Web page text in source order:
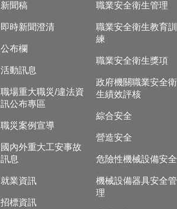
新聞稿
即時新聞澄清
公布欄
活動訊息
職場重大職災/違法資
訊公布專區
職災案例宣導
國內外重大工安事故
訊息
就業資訊
招標資訊
職業安全衛生管理
職業安全衛生教育訓
練
職業安全衛生獎項
政府機關職業安全衛
生績效評核
綜合安全
營造安全
危險性機械設備安全
機械設備器具安全管
理